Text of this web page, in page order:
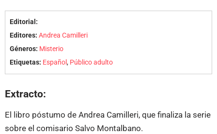
Editorial:
Editores: Andrea Camilleri
Géneros: Misterio
Etiquetas: Español, Público adulto
Extracto:
El libro póstumo de Andrea Camilleri, que finaliza la serie
sobre el comisario Salvo Montalbano.